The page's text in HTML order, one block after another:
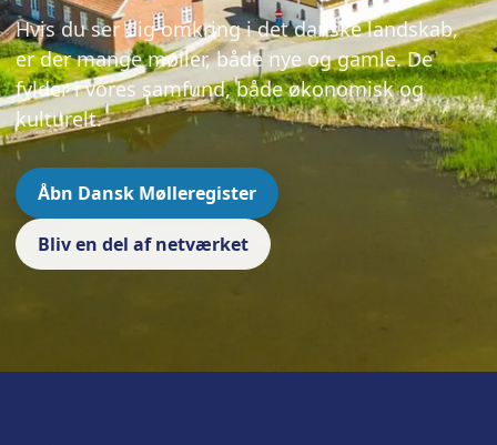
Hvis du ser dig omkring i det danske landskab,
er der mange møller, både nye og gamle. De
fylder i vores samfund, både økonomisk og
kulturelt.
Åbn Dansk Mølleregister
Bliv en del af netværket